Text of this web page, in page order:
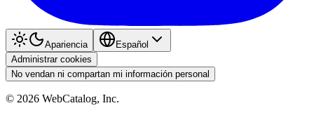
Apariencia
Español
Administrar cookies
No vendan ni compartan mi información personal
© 2026 WebCatalog, Inc.